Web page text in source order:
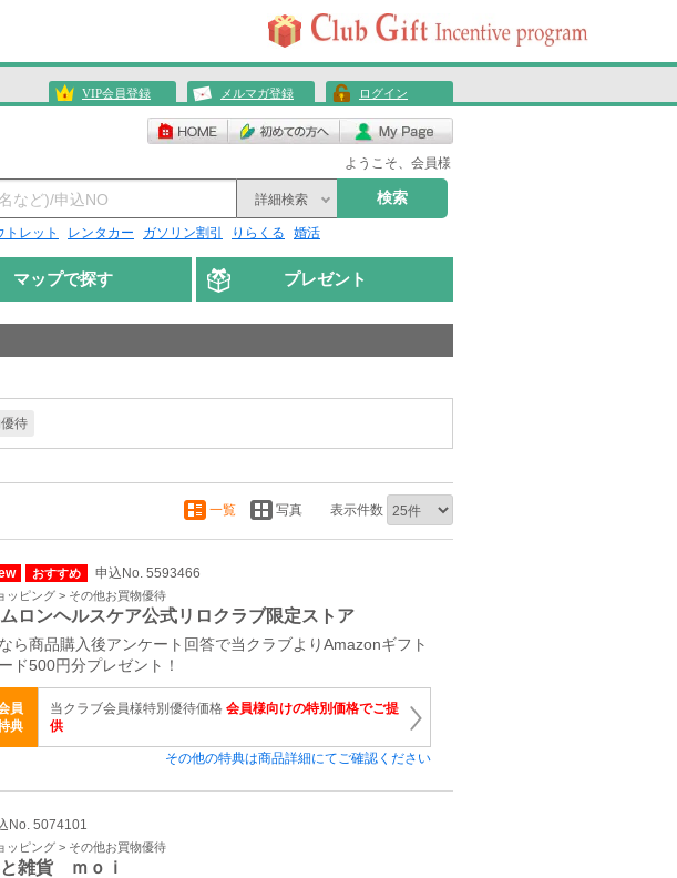
VIP会員登録 メルマガ登録 ログイン
ようこそ、会員様
詳細検索 検索
トレット レンタカー ガソリン割引 りらくる 婚活
マップで探す プレゼント
待
一覧 写真 表示件数
おすすめ 申込No. 5593466
ッピング > その他お買物優待
ロンヘルスケア公式リロクラブ限定ストア
ら商品購入後アンケート回答で当クラブよりAmazonギフト
ド500円分プレゼント！
員
典
当クラブ会員様特別優待価格 会員様向けの特別価格でご提
供
その他の特典は商品詳細にてご確認ください
No. 5074101
ッピング > その他お買物優待
雑貨 ｍｏｉ